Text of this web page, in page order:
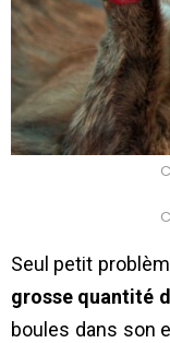
Seul petit
grosse quantité
boules dans son